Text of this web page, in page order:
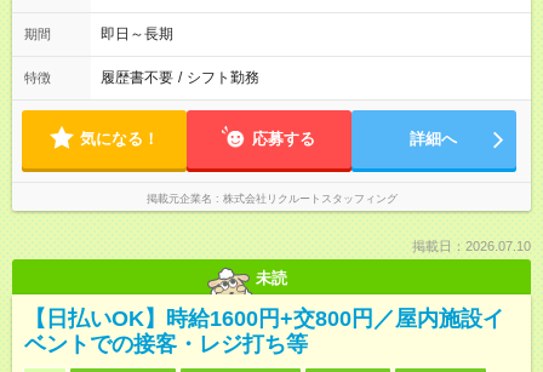
期間 即日～長期
特徴 履歴書不要 / シフト勤務
気になる！ 応募する 詳細へ
掲載元企業名 株式会社リクルートスタッフィング
掲載日：2026.07.10
未読
【日払いOK】時給1600円+交800円／屋内施設イ
ベントでの接客・レジ打ち等